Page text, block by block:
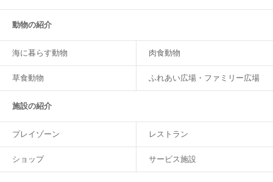
動物の紹介
海に暮らす動物 肉食動物
草食動物 ふれあい広場・ファミリー広場
施設の紹介
プレイゾーン レストラン
ショップ サービス施設